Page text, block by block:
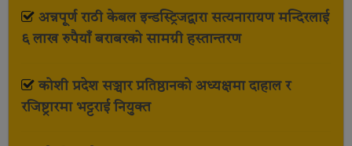
अन्नपूर्ण राठी केबल इन्डस्ट्रिजद्वारा सत्यनारायण मन्दिरलाई
६ लाख रुपैयाँ बराबरको सामग्री हस्तान्तरण
कोशी प्रदेश सञ्चार प्रतिष्ठानको अध्यक्षमा दाहाल र
रजिष्ट्रारमा भट्टराई नियुक्त